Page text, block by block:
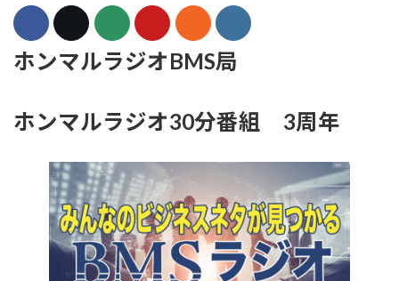
ホンマルラジオBMS局
ホンマルラジオ30分番組 3周年